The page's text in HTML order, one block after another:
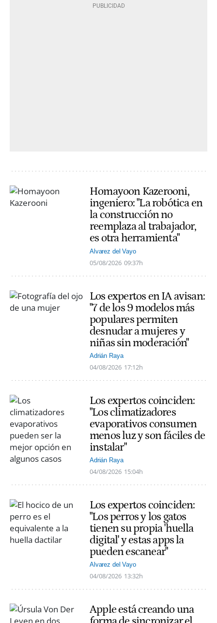
Homayoon Kazerooni,
ingeniero: "La robótica en
la construcción no
reemplaza al trabajador,
es otra herramienta"
Alvarez del Vayo
05/08/2026 09:37h
Los expertos en IA avisan:
"7 de los 9 modelos más
populares permiten
desnudar a mujeres y
niñas sin moderación"
Adrián Raya
04/08/2026 17:12h
Los expertos coinciden:
"Los climatizadores
evaporativos consumen
menos luz y son fáciles de
instalar"
Adrián Raya
04/08/2026 15:04h
Los expertos coinciden:
"Los perros y los gatos
tienen su propia 'huella
digital' y estas apps la
pueden escanear"
Alvarez del Vayo
04/08/2026 13:32h
Apple está creando una